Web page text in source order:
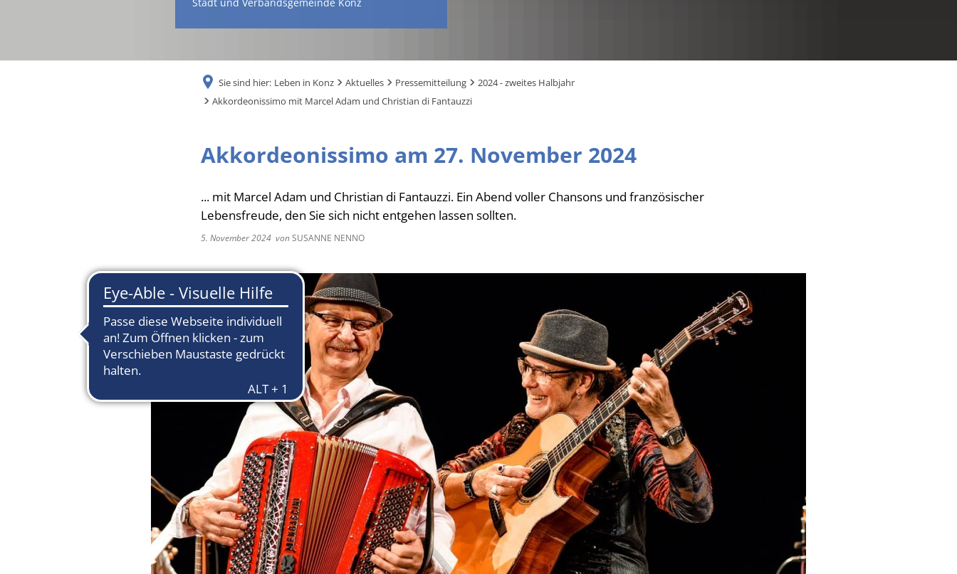
Sie sind hier: Leben in Konz Aktuelles Pressemitteilung
2024 - zweites Halbjahr
Akkordeonissimo mit Marcel Adam und Christian di Fantauzzi
Akkordeonissimo am 27. November 2024
... mit Marcel Adam und Christian di Fantauzzi. Ein Abend voller Chansons und französischer
Lebensfreude, den Sie sich nicht entgehen lassen sollten.
5. November 2024 vonSUSANNE NENNO